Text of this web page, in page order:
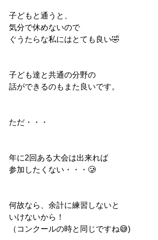
子どもと通うと、
気分で休めないので
ぐうたらな私にはとても良い🤣
子ども達と共通の分野の
話ができるのもまた良いです。
ただ・・・
年に2回ある大会は出来れば
参加したくない・・・🥲
何故なら、余計に練習しないと
いけないから！
（コンクールの時と同じですね😅)